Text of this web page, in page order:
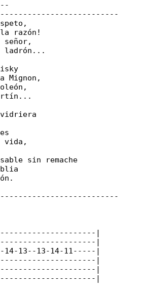
razón!
señor,
ladrón...
Mignon,
vida,
sin remache
|
|
13--13-14-11-----|
|
|
|